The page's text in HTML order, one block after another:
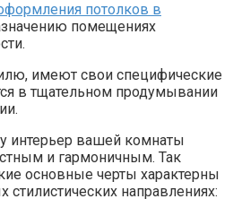
потолков в
помещениях
имеют свои специфические
в тщательном продумывании
интерьер вашей комнаты
и гармоничным. Так
основные черты характерны
стилистических направлениях: